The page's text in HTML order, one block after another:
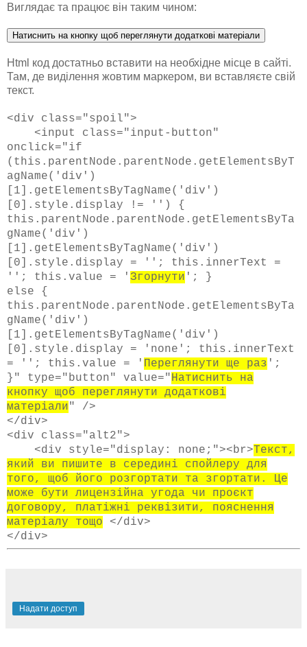
Виглядає та працює він таким чином:
Html код достатньо вставити на необхідне місце в сайті.
Там, де виділення жовтим маркером, ви вставляєте свій
текст.
<div class="spoil">
<input class="input-button"
onclick="if
(this.parentNode.parentNode.getElementsByT
agName('div')
[1].getElementsByTagName('div')
[0].style.display != '') {
this.parentNode.parentNode.getElementsByTa
gName('div')
[1].getElementsByTagName('div')
[0].style.display = ''; this.innerText =
''; this.value = ' Згорнути '; }
else {
this.parentNode.parentNode.getElementsByTa
gName('div')
[1].getElementsByTagName('div')
[0].style.display = 'none'; this.innerText
= ''; this.value = ' Переглянути ще раз ';
}" type="button" value=" Натиснить на
кнопку щоб переглянути додаткові
матеріали" />
</div>
<div class="alt2">
<div style="display: none;"><br>Текст,
який ви пишите в середині спойлеру для
того, щоб його розгортати та згортати. Це
може бути лицензійна угода чи проєкт
договору, платіжні реквізити, пояснення
матеріалу тощо </div>
</div>
Надати доступ